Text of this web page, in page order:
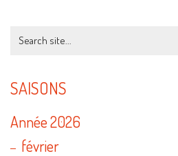
for:
SAISONS
Année 2026
février